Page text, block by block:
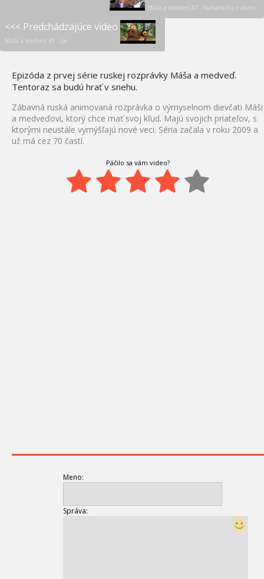
Máša a medveď #7 - Naháňačka s vlkmi
<<< Predchádzajúce video
Máša a medveď #5 - Jar
Epizóda z prvej série ruskej rozprávky Máša a medveď.
Tentoraz sa budú hrať v snehu.
Zábavná ruská animovaná rozprávka o výmyselnom dievčati Máši
a medveďovi, ktorý chce mať svoj kľud. Majú svojich priateľov, s
ktorými neustále vymýšľajú nové veci. Séria začala v roku 2009 a
už má cez 70 častí.
Páčilo sa vám video?
Meno:
Správa: